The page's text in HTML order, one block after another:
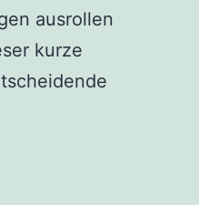
ausrollen
kurze